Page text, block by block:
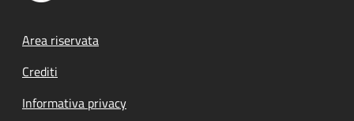
Footer menu
Area riservata
Crediti
Informativa privacy